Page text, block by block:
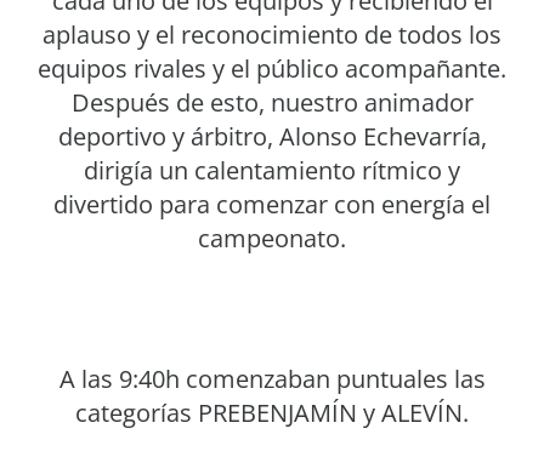
aplauso y el reconocimiento de todos los
equipos rivales y el público acompañante.
Después de esto, nuestro animador
deportivo y árbitro, Alonso Echevarría,
dirigía un calentamiento rítmico y
divertido para comenzar con energía el
campeonato.
A las 9:40h comenzaban puntuales las
categorías PREBENJAMÍN y ALEVÍN.